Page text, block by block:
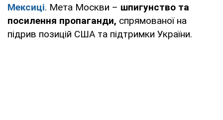
Мексиці. Мета Москви – шпигунство та
посилення пропаганди, спрямованої на
підрив позицій США та підтримки України.